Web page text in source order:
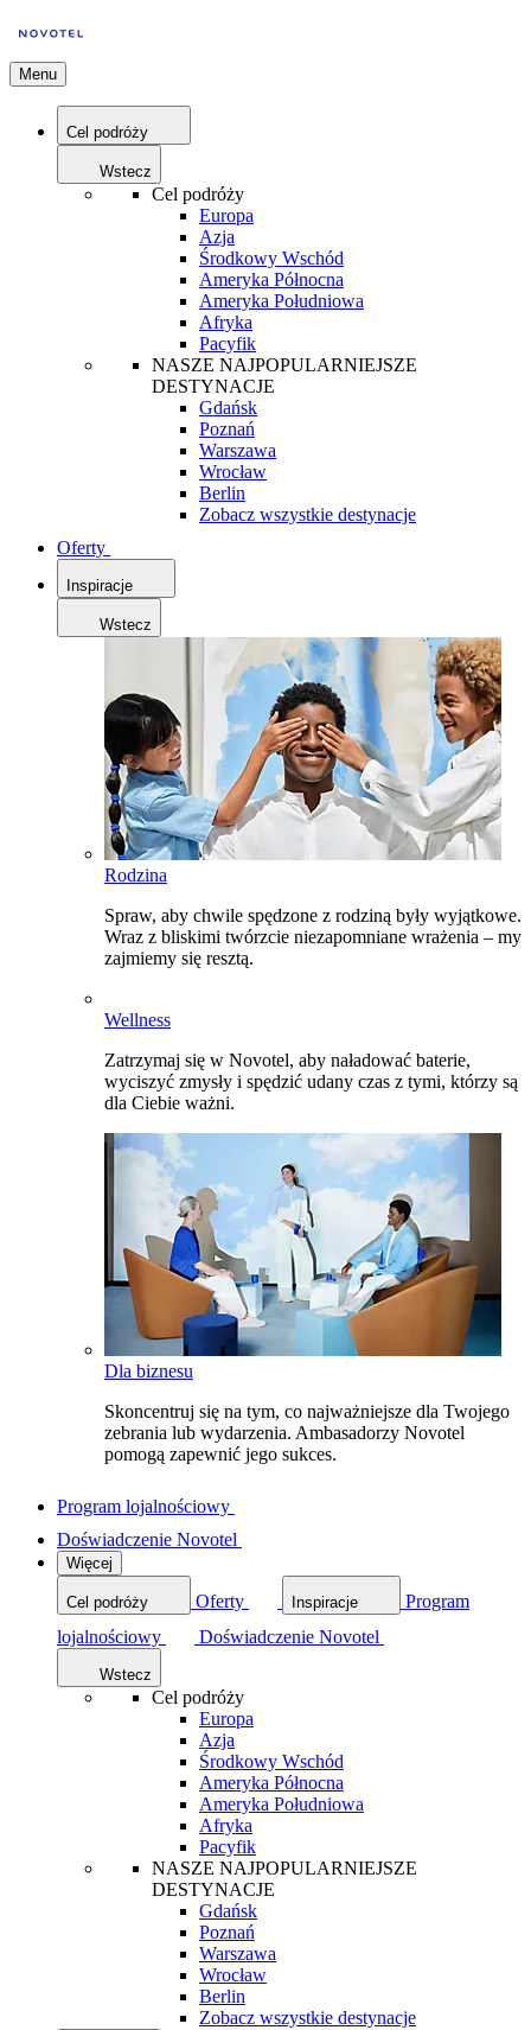
Menu
Cel podróży
Wstecz
Cel podróży
Europa
Azja
Środkowy Wschód
Ameryka Północna
Ameryka Południowa
Afryka
Pacyfik
NASZE NAJPOPULARNIEJSZE
DESTYNACJE
Gdańsk
Poznań
Warszawa
Wrocław
Berlin
Zobacz wszystkie destynacje
Oferty
Inspiracje
Wstecz
Rodzina
Spraw, aby chwile spędzone z rodziną były wyjątkowe.
Wraz z bliskimi twórzcie niezapomniane wrażenia – my
zajmiemy się resztą.
Wellness
Zatrzymaj się w Novotel, aby naładować baterie,
wyciszyć zmysły i spędzić udany czas z tymi, którzy są
dla Ciebie ważni.
Dla biznesu
Skoncentruj się na tym, co najważniejsze dla Twojego
zebrania lub wydarzenia. Ambasadorzy Novotel
pomogą zapewnić jego sukces.
Program lojalnościowy
Doświadczenie Novotel
Więcej
Cel podróży Oferty Inspiracje
Program
lojalnościowy
Doświadczenie Novotel
Wstecz
Cel podróży
Europa
Azja
Środkowy Wschód
Ameryka Północna
Ameryka Południowa
Afryka
Pacyfik
NASZE NAJPOPULARNIEJSZE
DESTYNACJE
Gdańsk
Poznań
Warszawa
Wrocław
Berlin
Zobacz wszystkie destynacje